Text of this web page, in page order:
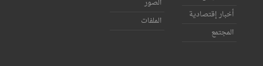
أخبار إقتصادية
المجتمع
الصور
الملفات